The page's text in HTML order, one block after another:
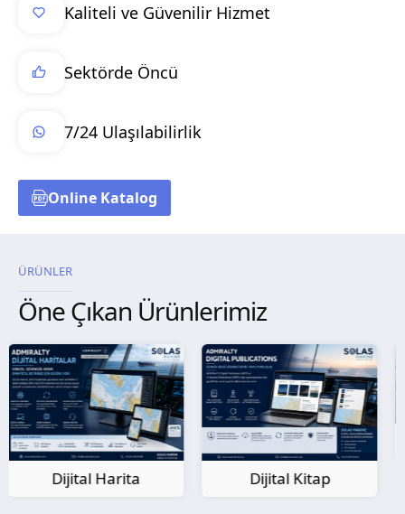
Kaliteli ve Güvenilir Hizmet
Sektörde Öncü
7/24 Ulaşılabilirlik
Online Katalog
ÜRÜNLER
Öne Çıkan Ürünlerimiz
Dijital Kitap
Kağıt Harita